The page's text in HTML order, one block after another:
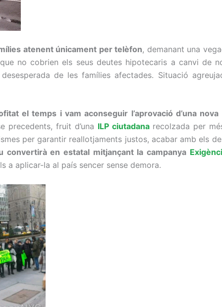
atenent únicament per telèfon, demanant una
no cobrien els seus deutes hipotecaris a canvi de
de les famílies afectades. Situació
el temps i vam aconseguir l’aprovació d’una
precedents, fruit d’una ILP ciutadanarecolzada per
per garantir reallotjaments justos, acabar amb els
convertirà en estatal mitjançant la campanya
a aplicar-la al país sencer sense demora.